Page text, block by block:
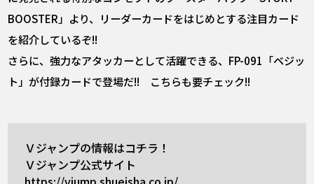
BOOSTER」より、リーダーカードをはじめとする注目カード
を紹介しているぞ!!
さらに、強力なアタッカーとして活躍できる、FP-091「ベジッ
ト」が付録カードで登場だ!! こちらも要チェック!!
Ｖジャンプの情報はコチラ！
Ｖジャンプ公式サイト